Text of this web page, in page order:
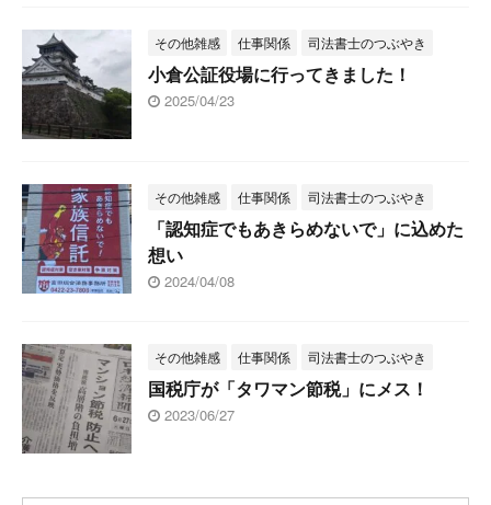
その他雑感 仕事関係 司法書士のつぶやき
小倉公証役場に行ってきました！
2025/04/23
その他雑感 仕事関係 司法書士のつぶやき
「認知症でもあきらめないで」に込めた
想い
2024/04/08
その他雑感 仕事関係 司法書士のつぶやき
国税庁が「タワマン節税」にメス！
2023/06/27